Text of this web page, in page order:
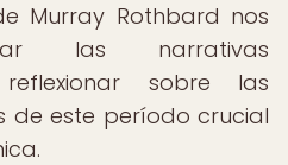
Murray Rothbard nos
las narrativas
sobre las
de este período crucial